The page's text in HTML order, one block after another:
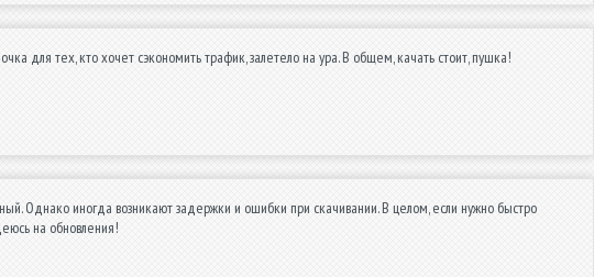
для тех, кто хочет сэкономить трафик, залетело на ура. В общем, качать стоит, пушка!
Однако иногда возникают задержки и ошибки при скачивании. В целом, если нужно быстро
на обновления!